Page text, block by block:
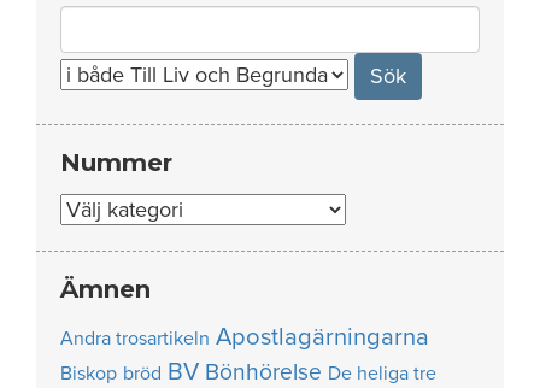
for:
Nummer
Nummer
Ämnen
Andra trosartikeln Apostlagärningarna
Biskop bröd BV Bönhörelse De heliga tre